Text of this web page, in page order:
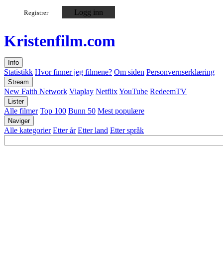
Registrer Logg inn
Kristenfilm.com
Info
Statistikk Hvor finner jeg filmene? Om siden Personvernserklæring
Stream
New Faith Network Viaplay NetflixYouTube RedeemTV
Lister
Alle filmer Top 100 Bunn 50 Mest populære
Naviger
Alle kategorier Etter år Etter land Etter språk